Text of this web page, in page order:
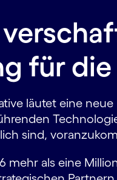
für
läutet eine
sind,
mehr als eine